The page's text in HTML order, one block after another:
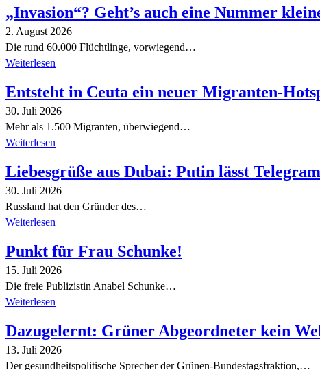
„Invasion“? Geht’s auch eine Nummer
2. August 2026
Die rund 60.000 Flüchtlinge, vorwiegend…
Weiterlesen
Entsteht in Ceuta ein neuer Migranten-
30. Juli 2026
Mehr als 1.500 Migranten, überwiegend…
Weiterlesen
Liebesgrüße aus Dubai: Putin lässt
30. Juli 2026
Russland hat den Gründer des…
Weiterlesen
Punkt für Frau Schunke!
15. Juli 2026
Die freie Publizistin Anabel Schunke…
Weiterlesen
Dazugelernt: Grüner Abgeordneter kein
13. Juli 2026
Der gesundheitspolitische Sprecher der Grünen-Bundestagsfraktion,…